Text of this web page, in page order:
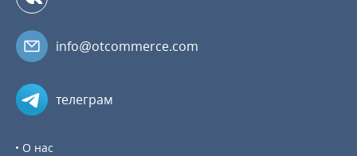
info@otcommerce.com
телеграм
О нас